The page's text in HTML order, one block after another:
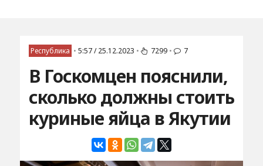
Республика • 5:57 / 25.12.2023 • 7299 • 7
В Госкомцен пояснили,
сколько должны стоить
куриные яйца в Якутии